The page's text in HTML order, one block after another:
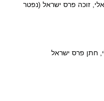
זוכה פרס ישראל (נפטר